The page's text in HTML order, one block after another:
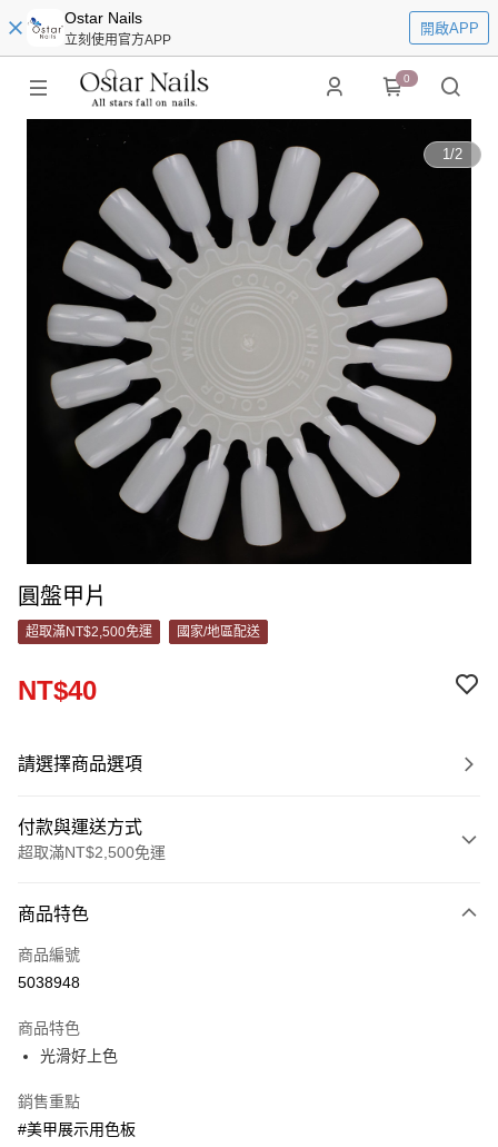
Ostar Nails
立刻使用官方APP
開啟APP
0
1/2
圓盤甲片
超取滿NT$2,500免運 國家/地區配送
NT$40
請選擇商品選項
付款與運送方式
超取滿NT$2,500免運
信用卡一次付款
信用卡分期付款
合作金庫商業銀行
華南商業銀行
國泰世華商業銀行
臺灣中小企業銀行
超商取貨付款
Apple Pay
商品特色
商品編號
5038948
商品特色
光滑好上色
銷售重點
#美甲展示用色板